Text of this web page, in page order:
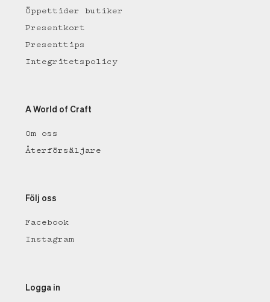
Öppettider butiker
Presentkort
Presenttips
Integritetspolicy
A World of Craft
Om oss
Återförsäljare
Följ oss
Facebook
Instagram
Logga in